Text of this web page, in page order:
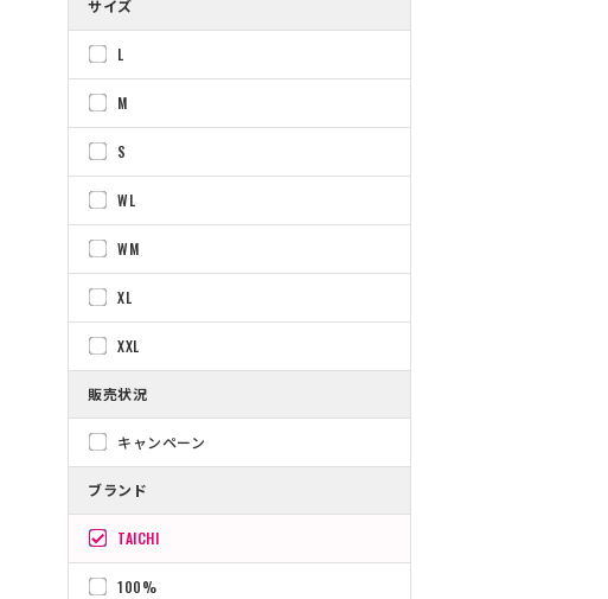
サイズ
L
M
S
WL
WM
XL
XXL
販売状況
キャンペーン
ブランド
TAICHI
100%